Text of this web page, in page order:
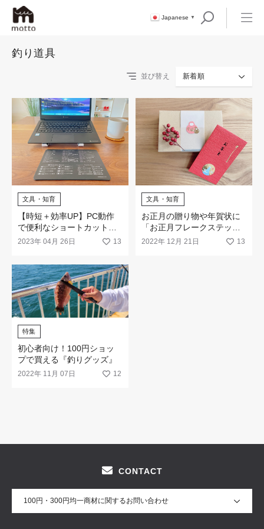
Japanese ▼
釣り道具
並び替え 新着順
文具・知育
【時短＋効率UP】PC動作
で便利なショートカットキ
ーが網羅された「マウスパ
2023年 04月 26日 13
文具・知育
お正月の贈り物や年賀状に
「お正月フレークステッカ
ー ゴールドエンボス 」
2022年 12月 21日 13
特集
初心者向け！100円ショッ
プで買える『釣りグッズ』
2022年 11月 07日 12
CONTACT
100円・300円均一商材に関するお問い合わせ